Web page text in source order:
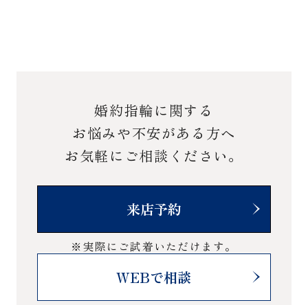
婚約指輪に関する
お悩みや不安がある方へ
お気軽にご相談ください。
来店予約
※実際にご試着いただけます。
WEBで相談